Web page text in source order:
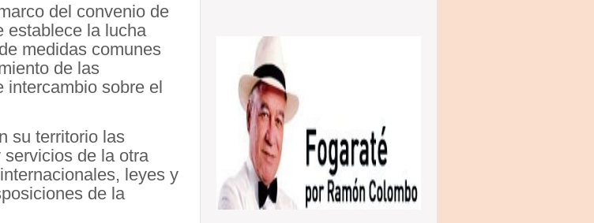
del convenio de
establece la lucha
medidas comunes
de las
intercambio sobre el
su territorio las
de la otra
leyes y
de la